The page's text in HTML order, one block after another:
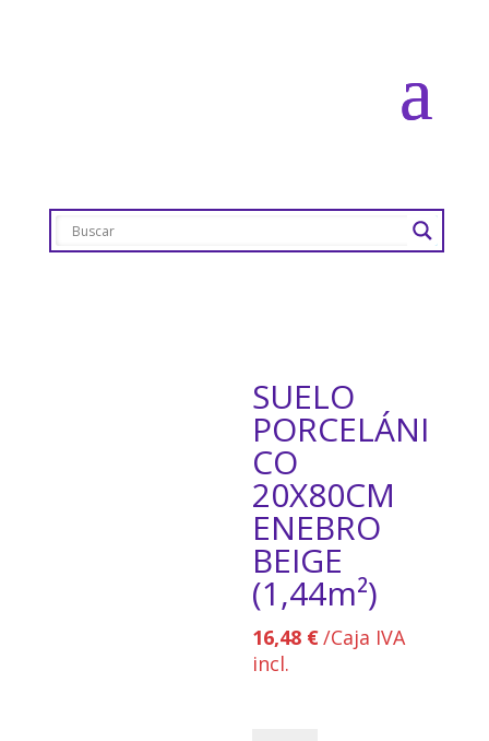
SUELO
PORCELÁNI
CO
20X80CM
ENEBRO
BEIGE
(1,44m²)
16,48 €/Caja IVA
incl.